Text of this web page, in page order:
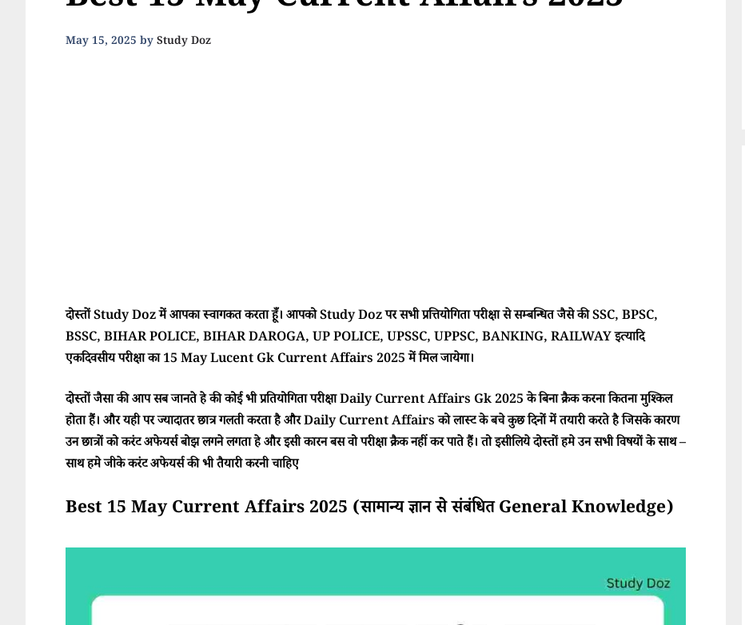
May 15, 2025 byStudy Doz
दोस्तों Study Doz में आपका स्वागकत करता हूँ। आपको Study Doz पर सभी प्रत्तियोगिता परीक्षा से सम्बन्धित जैसे की SSC, BPSC,
BSSC, BIHAR POLICE, BIHAR DAROGA, UP POLICE, UPSSC, UPPSC, BANKING, RAILWAY इत्यादि
एकदिवसीय परीक्षा का 15 May Lucent Gk Current Affairs 2025 में मिल जायेगा।
दोस्तों जैसा की आप सब जानते हे की कोई भी प्रतियोगिता परीक्षा Daily Current Affairs Gk 2025 के बिना क्रैक करना कितना मुश्किल
होता हैं। और यही पर ज्यादातर छात्र गलती करता है और Daily Current Affairs को लास्ट के बचे कुछ दिनों में तयारी करते है जिसके कारण
उन छात्रों को करंट अफेयर्स बोझ लगने लगता हे और इसी कारन बस वो परीक्षा क्रैक नहीं कर पाते हैं। तो इसीलिये दोस्तों हमे उन सभी विषयों के साथ –
साथ हमे जीके करंट अफेयर्स की भी तैयारी करनी चाहिए
Best 15 May Current Affairs 2025 (सामान्य ज्ञान से संबंधित General Knowledge)